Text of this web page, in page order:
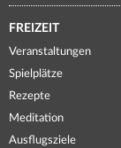
FREIZEIT
Veranstaltungen
Spielplätze
Rezepte
Meditation
Ausflugsziele